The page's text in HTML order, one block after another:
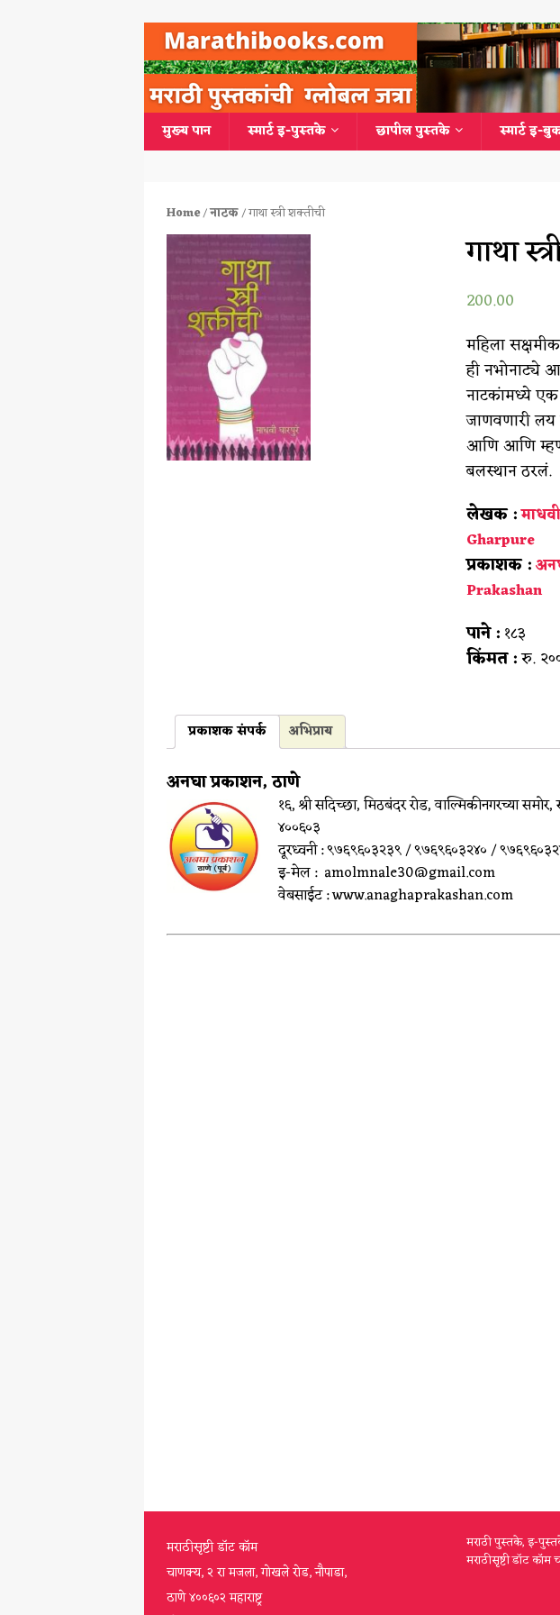
मुख्य पान स्मार्ट इ-पुस्तके छापील पुस्तके स्मार्ट इ-
Home/नाटक/ गाथा स्त्री शक्तीची
गाथा
200.00
महिला
ही नभोनाट्ये
नाटकांमध्ये
जाणवणारी
आणि आणि
बलस्थान ठरलं.
लेखक :
Gharpure
प्रकाशक :
Prakashan
पाने :१८३
किंमत :रु.
प्रकाशक संपर्क अभिप्राय
अनघा प्रकाशन, ठाणे
१६, श्री सदिच्छा, मिठबंदर रोड, वाल्मिकीनगरच्या
४००६०३
दूरध्वनी : ९७६९६०३२३९ / ९७६९६०३२४० /
इ-मेल : amolmnale30@gmail.com
वेबसाईट : www.anaghaprakashan.com
मराठीसृष्टी डॉट कॉम
चाणक्य, २ रा मजला, गोखले रोड, नौपाडा,
ठाणे ४००६०२ महाराष्ट्र
मराठी पुस्तके, इ-
मराठीसृष्टी डॉट